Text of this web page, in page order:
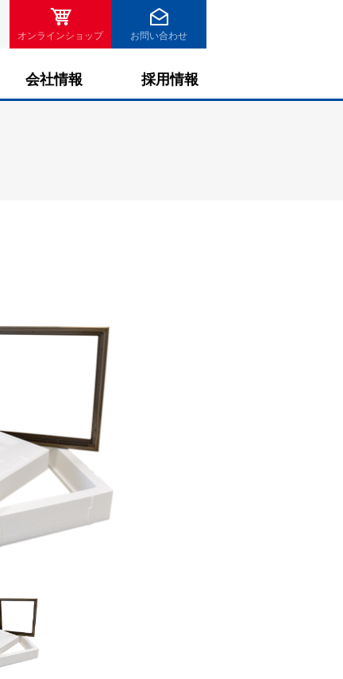
検索
オンラインショップ お問い合わせ
会社情報 採用情報